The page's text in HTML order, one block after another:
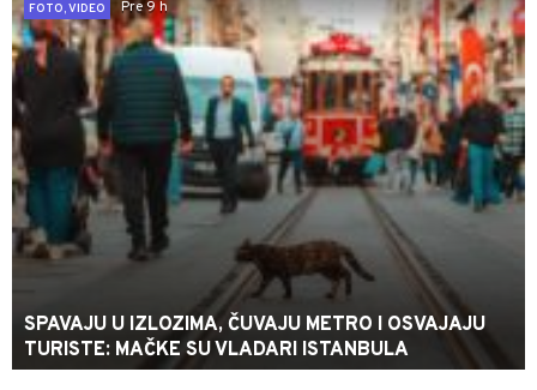
FOTO, VIDEO
Pre 9 h
SPAVAJU U IZLOZIMA, ČUVAJU METRO I OSVAJAJU
TURISTE: MAČKE SU VLADARI ISTANBULA